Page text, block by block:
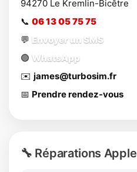
94270 Le Kremlin-Bicêtre
📞 06 13 05 75 75
💬 Envoyer un SMS
🟢 WhatsApp
✉️ james@turbosim.fr
📅 Prendre rendez-vous
🔧 Réparations Apple